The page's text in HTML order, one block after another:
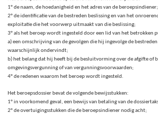
1° de naam, de hoedanigheid en het adres van de beroepsindiener;
2° de identificatie van de bestreden beslissing en van het
exploitatie die het voorwerp uitmaakt van die beslissing;
3° als het beroep wordt ingesteld door een lid van het betrokken
a) een omschrijving van de gevolgen die hij ingevolge de
waarschijnlijk ondervindt;
b) het belang dat hij heeft bij de besluitvorming over de afgifte of
omgevingsvergunning of van vergunningsvoorwaarden;
4° de redenen waarom het beroep wordt ingesteld.
Het beroepsdossier bevat de volgende bewijsstukken:
1° in voorkomend geval, een bewijs van betaling van de
2° de overtuigingsstukken die de beroepsindiener nodig acht;